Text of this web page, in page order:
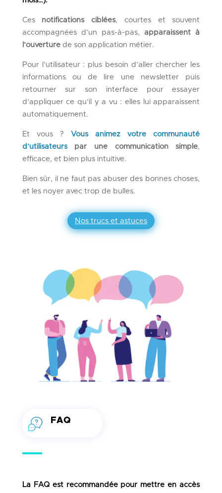
Cesnotifications ciblées, courtes et souvent
accompagnées d’un pas-à-pas,apparaissent à
l’ouverturede son application métier.
Pour l’utilisateur : plus besoin d’aller chercher les
informations ou de lire une newsletter puis
retourner sur son interface pour essayer
d’appliquer ce qu’il y a vu : elles lui apparaissent
automatiquement.
Et vous ? Vous animez votre communauté
d’utilisateurspar une communication simple,
efficace, et bien plus intuitive.
Bien sûr, il ne faut pas abuser des bonnes choses,
et les noyer avec trop de bulles.
Nos trucs et astuces
FAQ
La FAQ est recommandée pour mettre en accès